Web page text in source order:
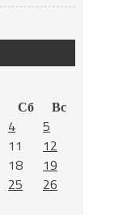
Сб
Вс
4
5
11
12
18
19
25
26